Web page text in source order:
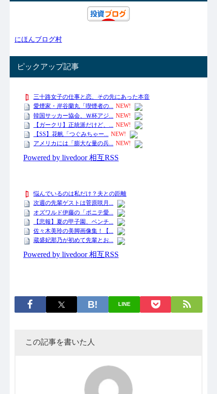
にほんブログ村
ピックアップ記事
LINE
この記事を書いた人